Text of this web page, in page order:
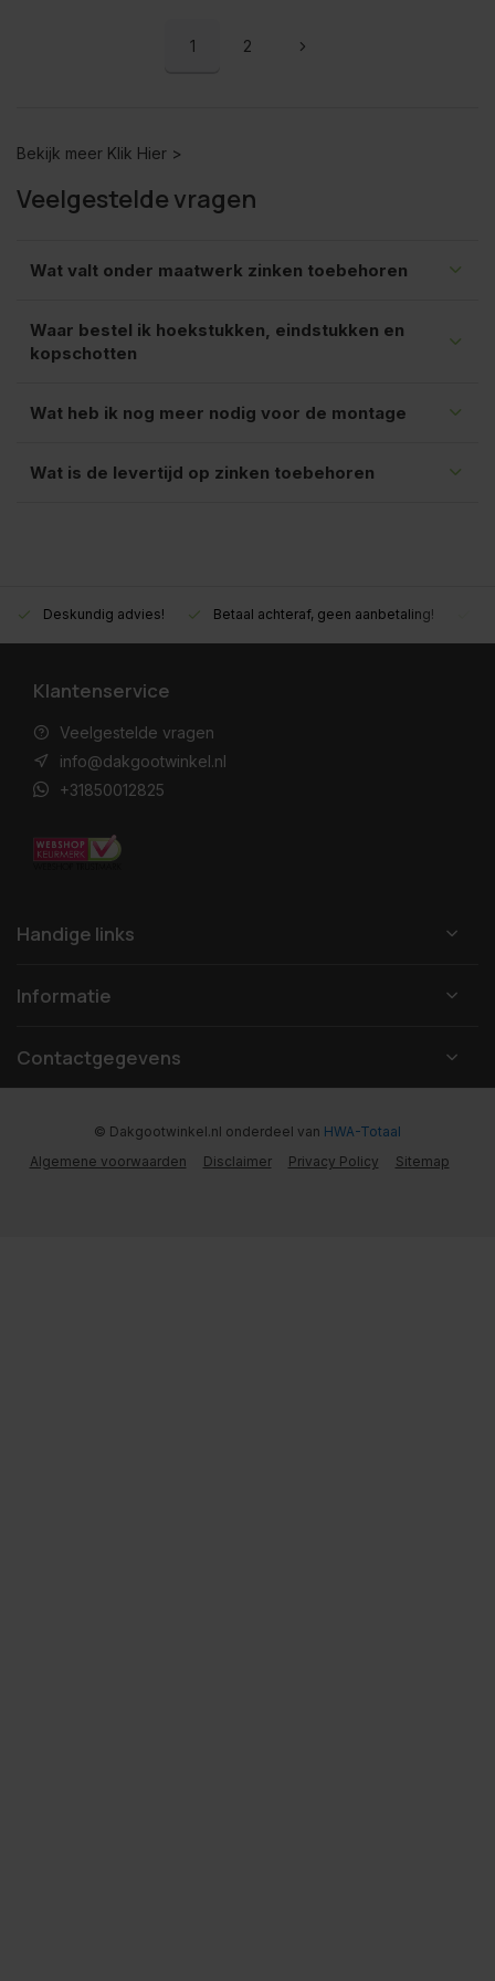
1 2
Bekijk meer Klik Hier >
Veelgestelde vragen
Wat valt onder maatwerk zinken toebehoren
Waar bestel ik hoekstukken, eindstukken en
kopschotten
Wat heb ik nog meer nodig voor de montage
Wat is de levertijd op zinken toebehoren
Deskundig advies! Betaal achteraf, geen aanbetaling!
Klantenservice
Veelgestelde vragen
info@dakgootwinkel.nl
+31850012825
Handige links
Informatie
Contactgegevens
Algemene voorwaarden Disclaimer Privacy Policy Sitemap
© Dakgootwinkel.nl onderdeel van HWA-Totaal